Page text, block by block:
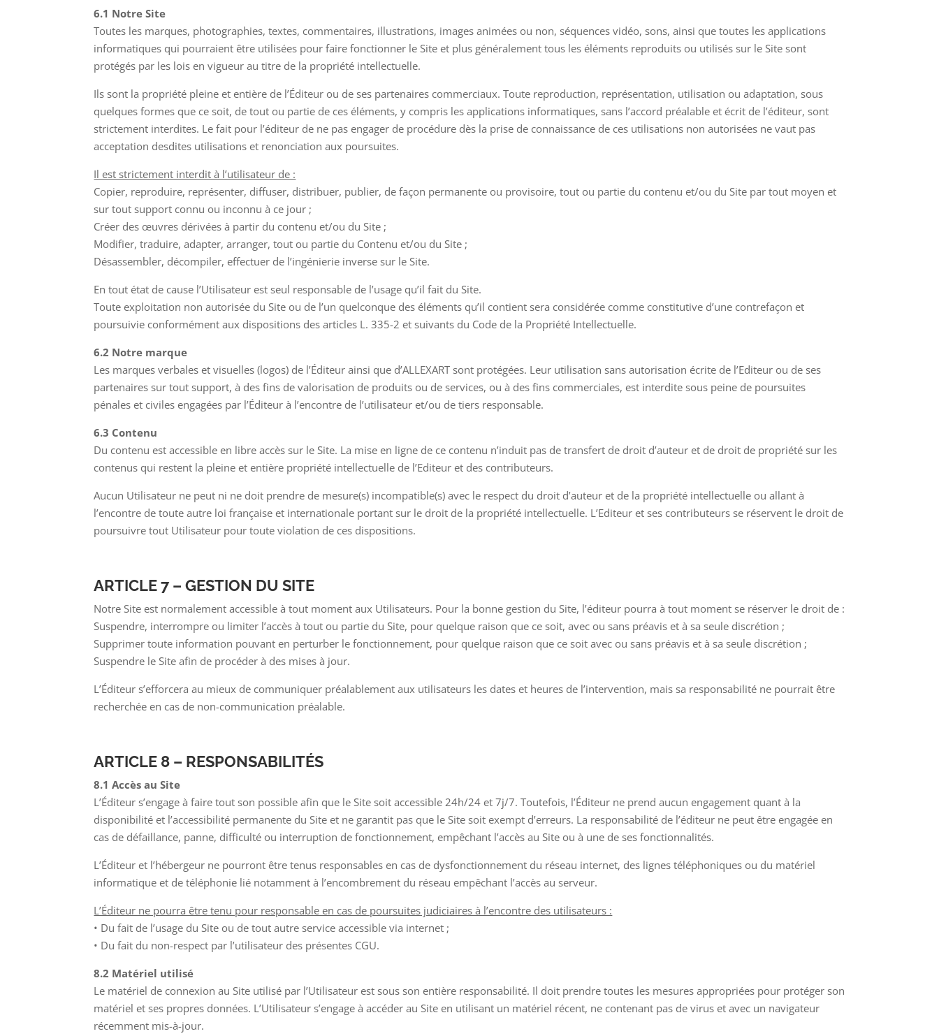
6.1 Notre Site
Toutes les marques, photographies, textes, commentaires, illustrations, images animées ou non, séquences vidéo, sons, ainsi que toutes les applications
informatiques qui pourraient être utilisées pour faire fonctionner le Site et plus généralement tous les éléments reproduits ou utilisés sur le Site sont
protégés par les lois en vigueur au titre de la propriété intellectuelle.
Ils sont la propriété pleine et entière de l’Éditeur ou de ses partenaires commerciaux. Toute reproduction, représentation, utilisation ou adaptation, sous
quelques formes que ce soit, de tout ou partie de ces éléments, y compris les applications informatiques, sans l’accord préalable et écrit de l’éditeur, sont
strictement interdites. Le fait pour l’éditeur de ne pas engager de procédure dès la prise de connaissance de ces utilisations non autorisées ne vaut pas
acceptation desdites utilisations et renonciation aux poursuites.
Il est strictement interdit à l’utilisateur de :
Copier, reproduire, représenter, diffuser, distribuer, publier, de façon permanente ou provisoire, tout ou partie du contenu et/ou du Site par tout moyen et
sur tout support connu ou inconnu à ce jour ;
Créer des œuvres dérivées à partir du contenu et/ou du Site ;
Modifier, traduire, adapter, arranger, tout ou partie du Contenu et/ou du Site ;
Désassembler, décompiler, effectuer de l’ingénierie inverse sur le Site.
En tout état de cause l’Utilisateur est seul responsable de l’usage qu’il fait du Site.
Toute exploitation non autorisée du Site ou de l’un quelconque des éléments qu’il contient sera considérée comme constitutive d’une contrefaçon et
poursuivie conformément aux dispositions des articles L. 335-2 et suivants du Code de la Propriété Intellectuelle.
6.2 Notre marque
Les marques verbales et visuelles (logos) de l’Éditeur ainsi que d’ALLEXART sont protégées. Leur utilisation sans autorisation écrite de l’Editeur ou de ses
partenaires sur tout support, à des fins de valorisation de produits ou de services, ou à des fins commerciales, est interdite sous peine de poursuites
pénales et civiles engagées par l’Éditeur à l’encontre de l’utilisateur et/ou de tiers responsable.
6.3 Contenu
Du contenu est accessible en libre accès sur le Site. La mise en ligne de ce contenu n’induit pas de transfert de droit d’auteur et de droit de propriété sur les
contenus qui restent la pleine et entière propriété intellectuelle de l’Editeur et des contributeurs.
Aucun Utilisateur ne peut ni ne doit prendre de mesure(s) incompatible(s) avec le respect du droit d’auteur et de la propriété intellectuelle ou allant à
l’encontre de toute autre loi française et internationale portant sur le droit de la propriété intellectuelle. L’Editeur et ses contributeurs se réservent le droit de
poursuivre tout Utilisateur pour toute violation de ces dispositions.
ARTICLE 7 – GESTION DU SITE
Notre Site est normalement accessible à tout moment aux Utilisateurs. Pour la bonne gestion du Site, l’éditeur pourra à tout moment se réserver le droit de :
Suspendre, interrompre ou limiter l’accès à tout ou partie du Site, pour quelque raison que ce soit, avec ou sans préavis et à sa seule discrétion ;
Supprimer toute information pouvant en perturber le fonctionnement, pour quelque raison que ce soit avec ou sans préavis et à sa seule discrétion ;
Suspendre le Site afin de procéder à des mises à jour.
L’Éditeur s’efforcera au mieux de communiquer préalablement aux utilisateurs les dates et heures de l’intervention, mais sa responsabilité ne pourrait être
recherchée en cas de non-communication préalable.
ARTICLE 8 – RESPONSABILITÉS
8.1 Accès au Site
L’Éditeur s’engage à faire tout son possible afin que le Site soit accessible 24h/24 et 7j/7. Toutefois, l’Éditeur ne prend aucun engagement quant à la
disponibilité et l’accessibilité permanente du Site et ne garantit pas que le Site soit exempt d’erreurs. La responsabilité de l’éditeur ne peut être engagée en
cas de défaillance, panne, difficulté ou interruption de fonctionnement, empêchant l’accès au Site ou à une de ses fonctionnalités.
L’Éditeur et l’hébergeur ne pourront être tenus responsables en cas de dysfonctionnement du réseau internet, des lignes téléphoniques ou du matériel
informatique et de téléphonie lié notamment à l’encombrement du réseau empêchant l’accès au serveur.
L’Éditeur ne pourra être tenu pour responsable en cas de poursuites judiciaires à l’encontre des utilisateurs :
• Du fait de l’usage du Site ou de tout autre service accessible via internet ;
• Du fait du non-respect par l’utilisateur des présentes CGU.
8.2 Matériel utilisé
Le matériel de connexion au Site utilisé par l’Utilisateur est sous son entière responsabilité. Il doit prendre toutes les mesures appropriées pour protéger son
matériel et ses propres données. L’Utilisateur s’engage à accéder au Site en utilisant un matériel récent, ne contenant pas de virus et avec un navigateur
récemment mis-à-jour.